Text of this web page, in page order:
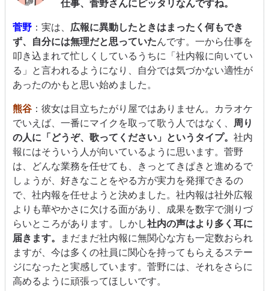
仕事、菅野さんにピッタリなんですね。
菅野 ：実は、 広報に異動したときはまったく何もでき
ず、自分には無理だと思っていたんです。一から仕事を
叩き込まれて忙しくしているうちに「社内報に向いてい
る」と言われるようになり、自分では気づかない適性が
あったのかもと思い始めました。
熊谷 ：彼女は目立ちたがり屋ではありません。カラオケ
でいえば、一番にマイクを取って歌う人ではなく、
周り
の人に「どうぞ、歌ってください」というタイプ。 社内
報にはそういう人が向いているように思います。菅野
は、どんな業務を任せても、きっとてきぱきと進めるで
しょうが、好きなことをやる方が実力を発揮できるの
で、社内報を任せようと決めました。社内報は社外広報
よりも華やかさに欠ける面があり、成果を数字で測りづ
らいところがあります。しかし社内の声はより多く耳に
届きます。
まだまだ社内報に無関心な方も一定数おられ
ますが、今は多くの社員に関心を持ってもらえるステー
ジになったと実感しています。菅野には、それをさらに
高めるように頑張ってほしいです。